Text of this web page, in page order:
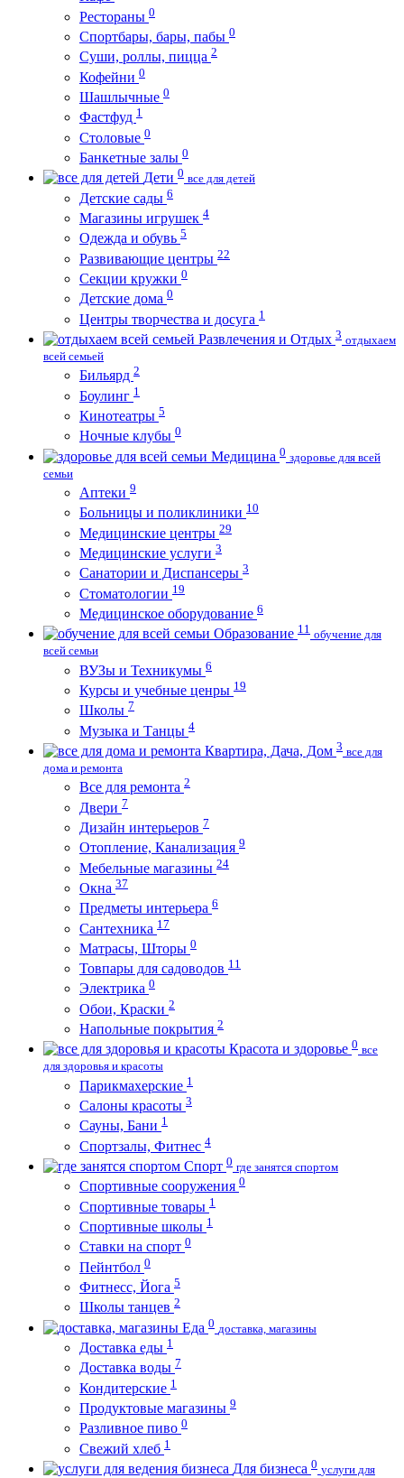
Рестораны 0
Спортбары, бары, пабы 0
Суши, роллы, пицца 2
Кофейни 0
Шашлычные 0
Фастфуд 1
Столовые 0
Банкетные залы 0
Дети 0 все для детей
Детские сады 6
Магазины игрушек 4
Одежда и обувь 5
Развивающие центры 22
Секции кружки 0
Детские дома 0
Центры творчества и досуга 1
Развлечения и Отдых 3 отдыхаем
всей семьей
Бильярд 2
Боулинг 1
Кинотеатры 5
Ночные клубы 0
Медицина 0 здоровье для всей
семьи
Аптеки 9
Больницы и поликлиники 10
Медицинские центры 29
Медицинские услуги 3
Санатории и Диспансеры 3
Стоматологии 19
Медицинское оборудование 6
Образование 11 обучение для
всей семьи
ВУЗы и Техникумы 6
Курсы и учебные ценры 19
Школы 7
Музыка и Танцы 4
Квартира, Дача, Дом 3 все для
дома и ремонта
Все для ремонта 2
Двери 7
Дизайн интерьеров 7
Отопление, Канализация 9
Мебельные магазины 24
Окна 37
Предметы интерьера 6
Сантехника 17
Матрасы, Шторы 0
Товпары для садоводов 11
Электрика 0
Обои, Краски 2
Напольные покрытия 2
Красота и здоровье 0 все
для здоровья и красоты
Парикмахерские 1
Салоны красоты 3
Сауны, Бани 1
Спортзалы, Фитнес 4
Спорт 0 где занятся спортом
Спортивные сооружения 0
Спортивные товары 1
Спортивные школы 1
Ставки на спорт 0
Пейнтбол 0
Фитнесс, Йога 5
Школы танцев 2
Еда 0 доставка, магазины
Доставка еды 1
Доставка воды 7
Кондитерские 1
Продуктовые магазины 9
Разливное пиво 0
Свежий хлеб 1
Для бизнеса 0 услуги для